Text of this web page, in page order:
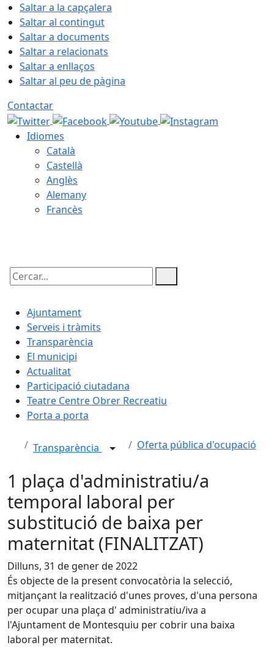
Saltar a la capçalera
Saltar al contingut
Saltar a documents
Saltar a relacionats
Saltar a enllaços
Saltar al peu de pàgina
Contactar
Idiomes
Català
Castellà
Anglès
Alemany
Francès
Cercar:
Ajuntament
Serveis i tràmits
Transparència
El municipi
Actualitat
Participació ciutadana
Teatre Centre Obrer Recreatiu
Porta a porta
Transparència Oferta pública d'ocupació
1 plaça d'administratiu/a
temporal laboral per
substitució de baixa per
maternitat (FINALITZAT)
Dilluns, 31 de gener de 2022
És objecte de la present convocatòria la selecció,
mitjançant la realització d'unes proves, d'una persona
per ocupar una plaça d' administratiu/iva a
l'Ajuntament de Montesquiu per cobrir una baixa
laboral per maternitat.